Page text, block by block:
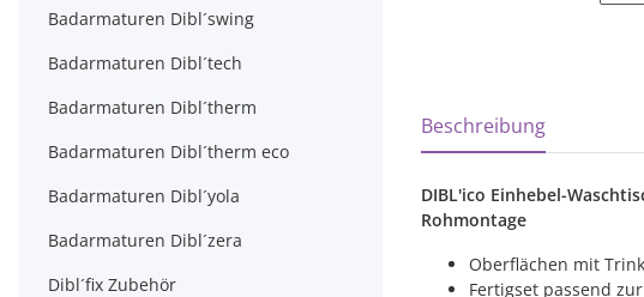
weitere Registerkarten
Beschreibung
DIBL'ico Einhebel-
Rohmontage
Oberflächen mit
Fertigset passend
Badarmaturen Dibl´swing
Badarmaturen Dibl´tech
Badarmaturen Dibl´therm
Badarmaturen Dibl´therm eco
Badarmaturen Dibl´yola
Badarmaturen Dibl´zera
Dibl´fix Zubehör